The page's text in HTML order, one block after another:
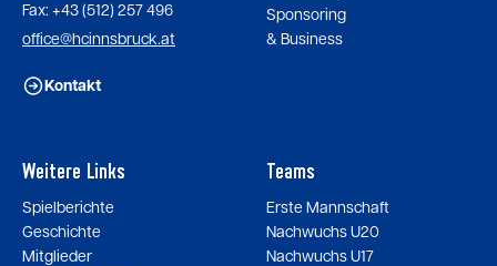
Fax: +43 (512) 257 496
office@hcinnsbruck.at
Kontakt
Sponsoring
& Business
Weitere Links
Spielberichte
Geschichte
Mitglieder
Teams
Erste Mannschaft
Nachwuchs U20
Nachwuchs U17